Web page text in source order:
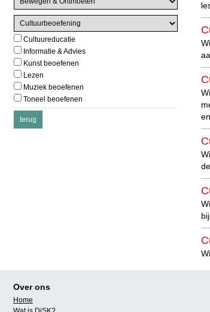
Cultuureducatie
Informatie & Advies
Kunst beoefenen
Lezen
Muziek beoefenen
Toneel beoefenen
Over ons
Home